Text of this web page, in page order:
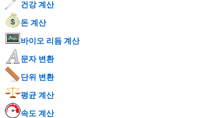
건강 계산
돈 계산
바이오 리듬 계산
문자 변환
단위 변환
평균 계산
속도 계산